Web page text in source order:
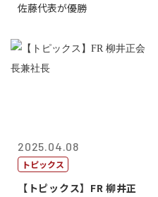
佐藤代表が優勝
2025.04.08
トピックス
【トピックス】FR 柳井正